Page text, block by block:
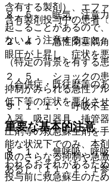
８．５． 眠気、注意
起こることがあるので
ないよう注意すること。
（特定の背景を有する
（合併症・既往歴等の
９．１．１． 呼吸不
入器、吸引器具、挿管
圧剤等の救急蘇生剤を
能な状況下でのみ、本
吸のさらなる抑制や急
ある）〔１１．１．１
含有する製剤）、エフ
含有製剤投与中の患者
２．４． 急性閉塞隅角
眼圧が上昇し、症状を
２．５． ショックの
抑制がみられる急性ア
低下等の症状を悪化さ
重要な基本的注意
８．１． 無呼吸、呼
われるおそれがあるた
投与前に救急蘇生のた